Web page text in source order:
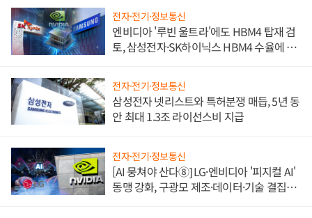
전자·전기·정보통신
엔비디아 '루빈 울트라'에도 HBM4 탑재 검
토, 삼성전자·SK하이닉스 HBM4 수율에 주
전자·전기·정보통신
삼성전자 넷리스트와 특허분쟁 매듭, 5년 동
안 최대 1.3조 라이선스비 지급
전자·전기·정보통신
[AI 뭉쳐야 산다⑧] LG·엔비디아 '피지컬 AI'
동맹 강화, 구광모 제조·데이터·기술 결집